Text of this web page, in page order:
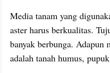
Media tanam yang
aster harus berkualitas.
banyak berbunga. Adapun
adalah tanah humus,